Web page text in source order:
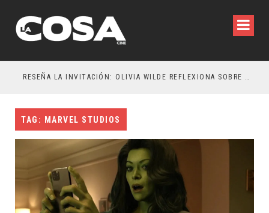
RESEÑA LA INVITACIÓN: OLIVIA WILDE REFLEXIONA SOBRE LA VIDA CONYUGAL
TAG: MARVEL STUDIOS